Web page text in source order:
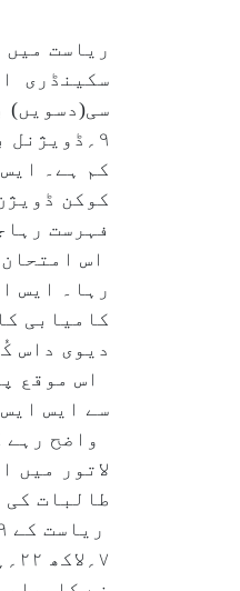
ریاست
فہرست
رہا۔ ایس
دیوی داس
اس موقع
سے ایس ایس سی
لاتور میں ایس ایس سی
طالبات کی